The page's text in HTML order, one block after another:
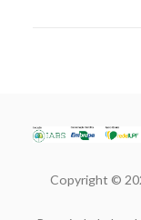
Copyright ©